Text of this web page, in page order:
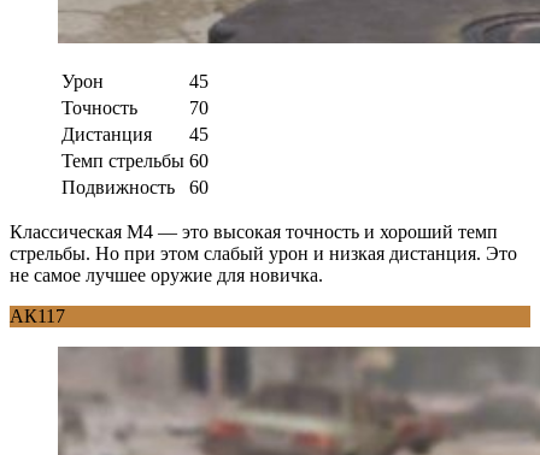
Урон
45
Точность
70
Дистанция
45
Темп стрельбы 60
Подвижность
60
Классическая М4 — это высокая точность и хороший темп
стрельбы. Но при этом слабый урон и низкая дистанция. Это
не самое лучшее оружие для новичка.
АК117